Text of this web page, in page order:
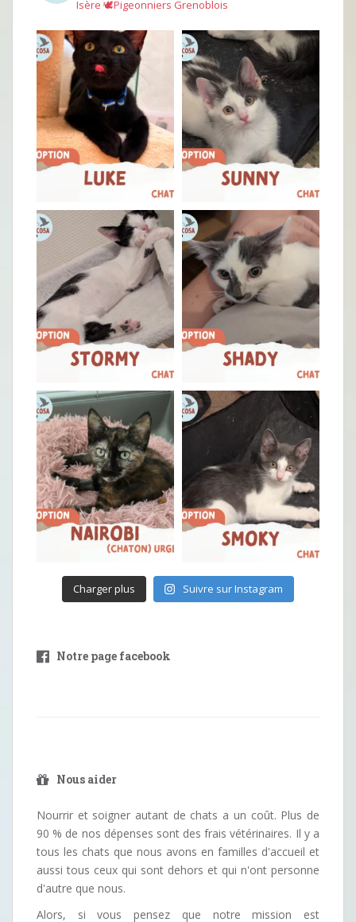
Isère 🕊︎Pigeonniers Grenoblois
Charger plus Suivre sur Instagram
Notre page facebook
Nous aider
Nourrir et soigner autant de chats a un coût. Plus de
90 % de nos dépenses sont des frais vétérinaires. Il y a
tous les chats que nous avons en familles d'accueil et
aussi tous ceux qui sont dehors et qui n'ont personne
d'autre que nous.
Alors, si vous pensez que notre mission est